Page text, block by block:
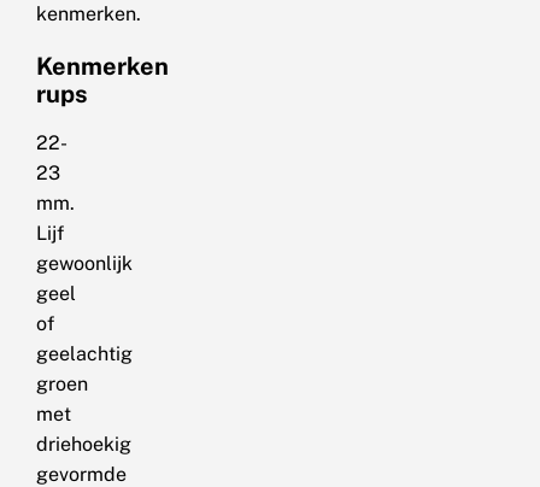
kenmerken.
Kenmerken
rups
22-
23
mm.
Lijf
gewoonlijk
geel
of
geelachtig
groen
met
driehoekig
gevormde